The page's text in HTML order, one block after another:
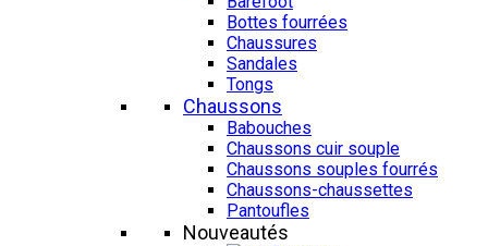
Bottes fourrées
Chaussures
Sandales
Tongs
Chaussons
Babouches
Chaussons cuir souple
Chaussons souples fourrés
Chaussons-chaussettes
Pantoufles
Nouveautés